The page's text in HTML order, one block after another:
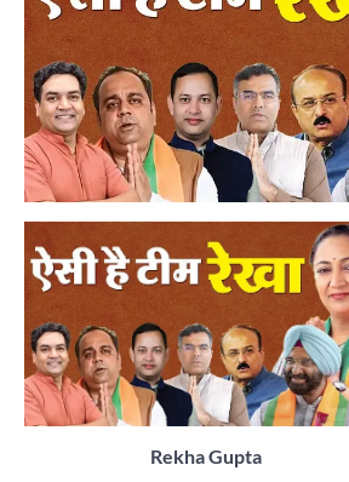
Rekha Gupta